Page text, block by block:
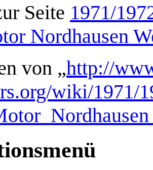
Seite 1971/
Nordhausen
von „http://
wiki/1971/